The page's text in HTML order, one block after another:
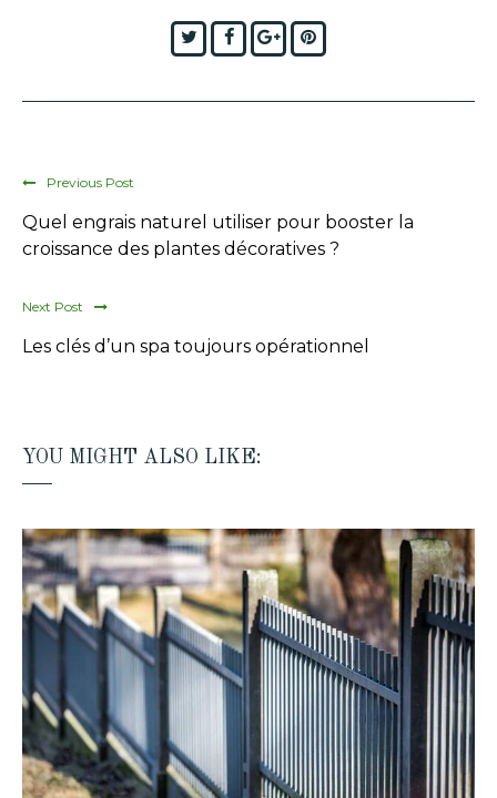
TwitterFacebook
Google+Pinterest
Previous Post
Quel engrais naturel utiliser pour booster la
croissance des plantes décoratives ?
Next Post
Les clés d’un spa toujours opérationnel
YOU MIGHT ALSO LIKE: